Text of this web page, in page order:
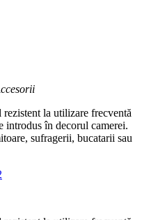
la utilizare frecventă
introdus în decorul camerei.
sufragerii, bucatarii sau